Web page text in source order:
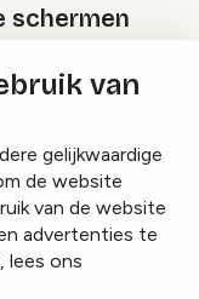
van
gelijkwaardige
de website
van de website
advertenties te
lees ons
schermen